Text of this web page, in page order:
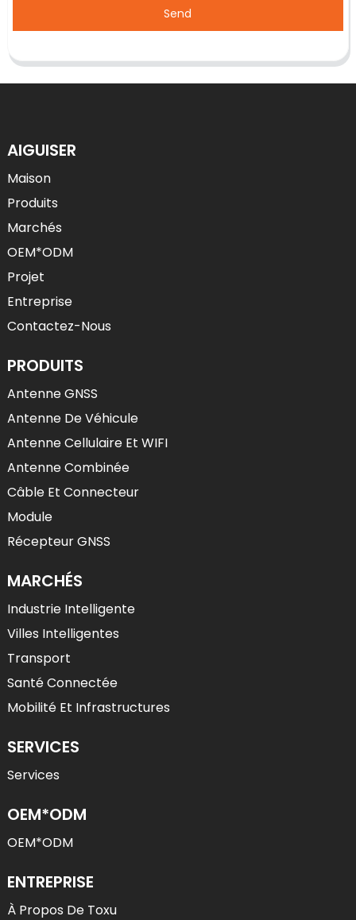
Send
AIGUISER
Maison
Produits
Marchés
OEM*ODM
Projet
Entreprise
Contactez-Nous
PRODUITS
Antenne GNSS
Antenne De Véhicule
Antenne Cellulaire Et WIFI
Antenne Combinée
Câble Et Connecteur
Module
Récepteur GNSS
MARCHÉS
Industrie Intelligente
Villes Intelligentes
Transport
Santé Connectée
Mobilité Et Infrastructures
SERVICES
Services
OEM*ODM
OEM*ODM
ENTREPRISE
À Propos De Toxu